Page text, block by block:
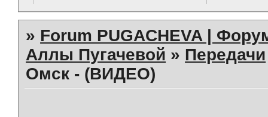
» Forum PUGACHEVA |
Аллы Пугачевой » Передачи
Омск - (ВИДЕО)